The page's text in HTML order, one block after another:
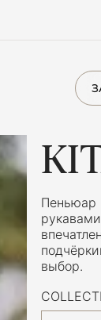
Пеньюар
выбор.